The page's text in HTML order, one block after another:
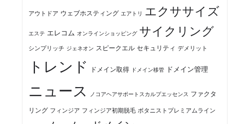
アウトドア ウェブホスティング エアトリ エクササイズ
エステ エレコム オンラインショッピング サイクリング
シンプリッチ ジェネオン スピークエル セキュリティ デメリット
トレンド ドメイン取得 ドメイン移管 ドメイン管理
ニュース ノコアヘアサポートスカルプエッセンス ファクタ
リング フィンジア フィンジア初期脱毛 ボタニストプレミアムライン